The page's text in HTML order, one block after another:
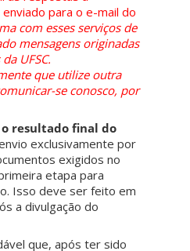
para o e-mail do
com esses serviços de
mensagens originadas
UFSC.
que utilize outra
se conosco, por
resultado final do
exclusivamente por
exigidos no
etapa para
Isso deve ser feito em
a divulgação do
que, após ter sido